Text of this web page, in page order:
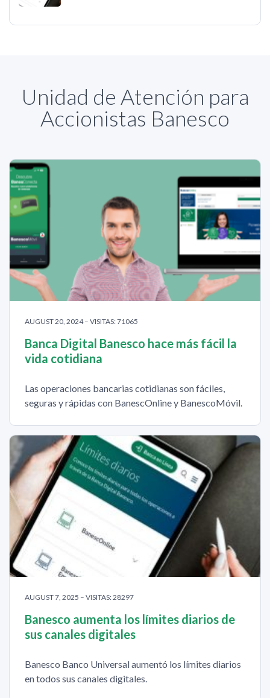
Unidad de Atención para
Accionistas Banesco
AUGUST 20, 2024 – VISITAS: 71065
Banca Digital Banesco hace más fácil la
vida cotidiana
Las operaciones bancarias cotidianas son fáciles,
seguras y rápidas con BanescOnline y BanescoMóvil.
AUGUST 7, 2025 – VISITAS: 28297
Banesco aumenta los límites diarios de
sus canales digitales
Banesco Banco Universal aumentó los límites diarios
en todos sus canales digitales.